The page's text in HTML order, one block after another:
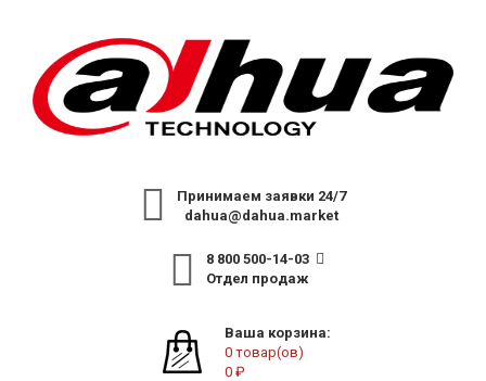
Принимаем заявки 24/7
dahua@dahua.market
8 800 500-14-03
Отдел продаж
Ваша корзина:
0 товар(ов)
0 ₽